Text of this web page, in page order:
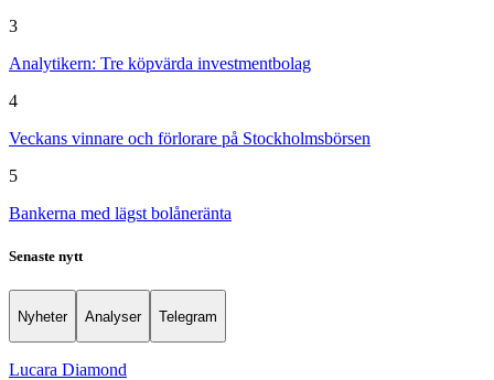
3
Analytikern: Tre köpvärda investmentbolag
4
Veckans vinnare och förlorare på Stockholmsbörsen
5
Bankerna med lägst bolåneränta
Senaste nytt
Nyheter Analyser Telegram
Lucara Diamond